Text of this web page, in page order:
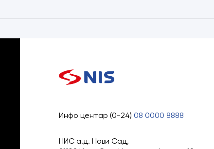
Инфо центар (0-24) 08 0000 8888
НИС а.д. Нови Сад,